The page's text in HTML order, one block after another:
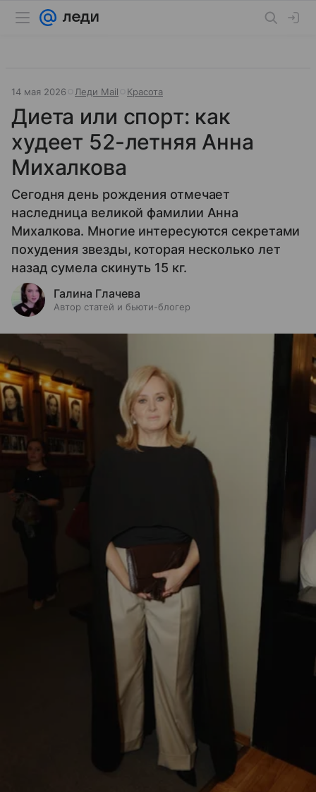
14 мая 2026 Леди Mail Красота
Диета или спорт: как
худеет 52-летняя Анна
Михалкова
Сегодня день рождения отмечает
наследница великой фамилии Анна
Михалкова. Многие интересуются секретами
похудения звезды, которая несколько лет
назад сумела скинуть 15 кг.
Галина Глачева
Автор статей и бьюти-блогер